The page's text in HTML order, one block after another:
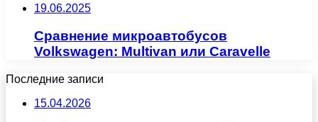
19.06.2025
Сравнение микроавтобусов
Volkswagen: Multivan или Caravelle
Последние записи
15.04.2026